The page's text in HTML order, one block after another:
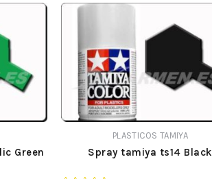
Green
PLASTICOS TAMIYA
Spray tamiya ts14 Black